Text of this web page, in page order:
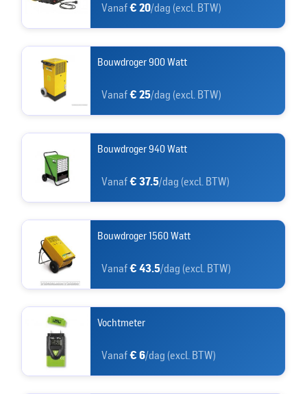
Vanaf€ 20/dag (excl. BTW)
Bouwdroger 900 Watt
Vanaf€ 25/dag (excl. BTW)
Bouwdroger 940 Watt
Vanaf€ 37.5/dag (excl. BTW)
Bouwdroger 1560 Watt
Vanaf€ 43.5/dag (excl. BTW)
Vochtmeter
Vanaf€ 6/dag (excl. BTW)